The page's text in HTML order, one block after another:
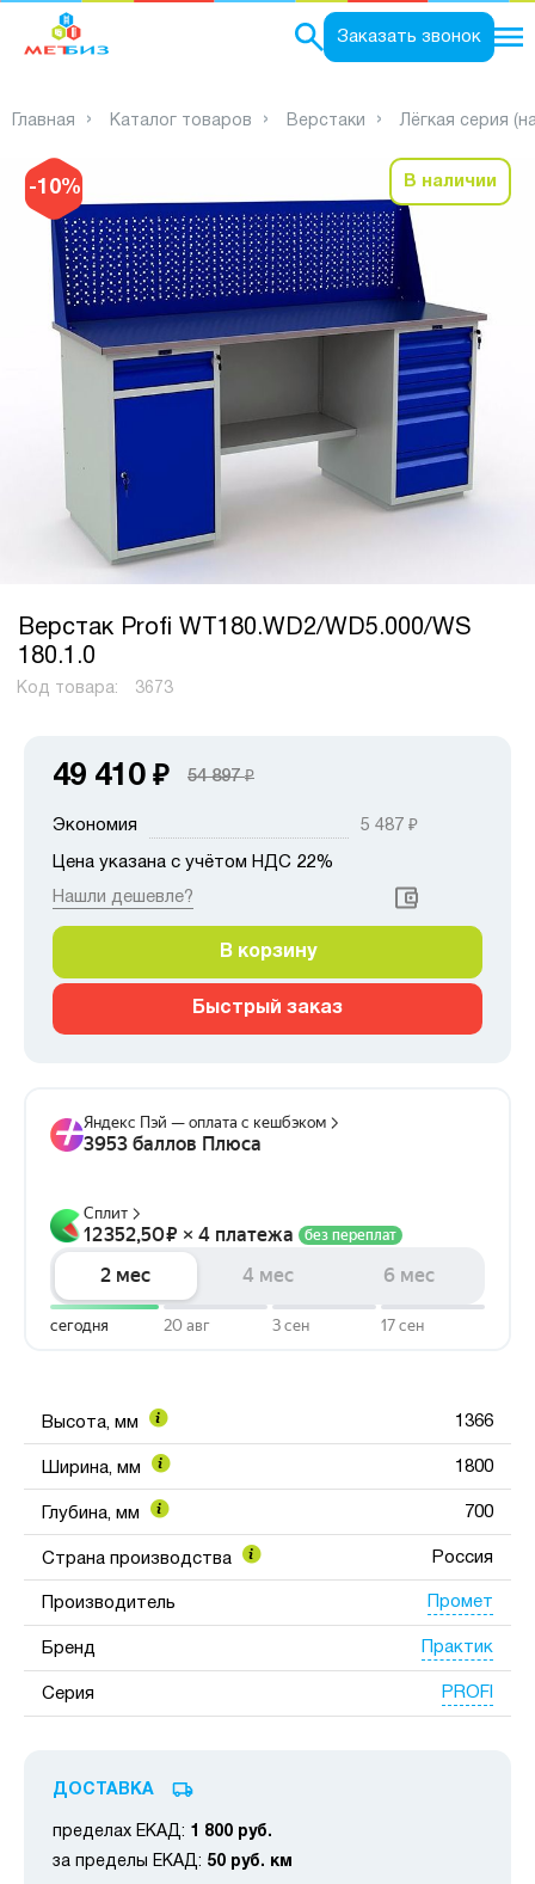
Заказать звонок
Главная Каталог товаров Верстаки Лёгкая серия
-10% В наличии
Верстак Profi WT180.WD2/WD5.000/WS
180.1.0
Код товара: 3673
49 410 ₽ 54 897₽
Экономия 5 487 ₽
Цена указана с учётом НДС 22%
Нашли дешевле?
В корзину
Быстрый заказ
Высота, мм 1366
Ширина, мм 1800
Глубина, мм 700
Страна производства Россия
Производитель Промет
Бренд Практик
Серия PROFI
ДОСТАВКА
пределах ЕКАД: 1 800 руб.
за пределы ЕКАД: 50 руб. км